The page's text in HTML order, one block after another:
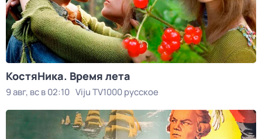
КостяНика. Время лета
9 авг, вс в 02:10 Viju TV1000 русское